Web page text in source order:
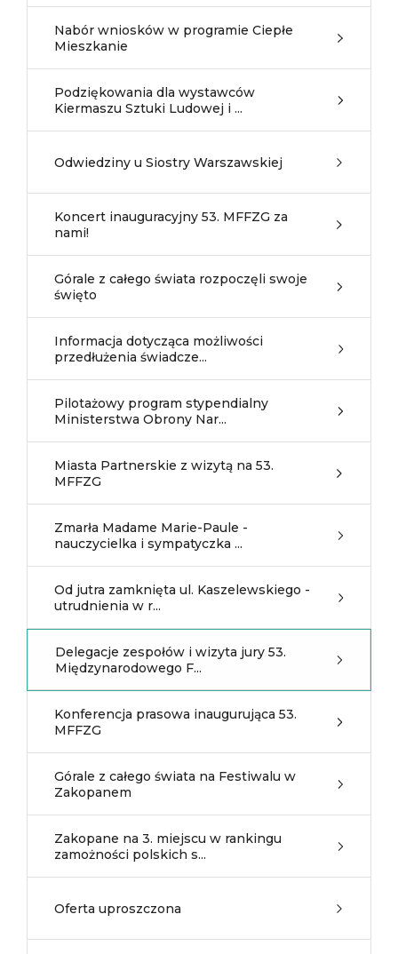
Nabór wniosków w programie Ciepłe
Mieszkanie
Podziękowania dla wystawców
Kiermaszu Sztuki Ludowej i ...
Odwiedziny u Siostry Warszawskiej
Koncert inauguracyjny 53. MFFZG za
nami!
Górale z całego świata rozpoczęli swoje
święto
Informacja dotycząca możliwości
przedłużenia świadcze...
Pilotażowy program stypendialny
Ministerstwa Obrony Nar...
Miasta Partnerskie z wizytą na 53.
MFFZG
Zmarła Madame Marie-Paule -
nauczycielka i sympatyczka ...
Od jutra zamknięta ul. Kaszelewskiego -
utrudnienia w r...
Delegacje zespołów i wizyta jury 53.
Międzynarodowego F...
Konferencja prasowa inaugurująca 53.
MFFZG
Górale z całego świata na Festiwalu w
Zakopanem
Zakopane na 3. miejscu w rankingu
zamożności polskich s...
Oferta uproszczona